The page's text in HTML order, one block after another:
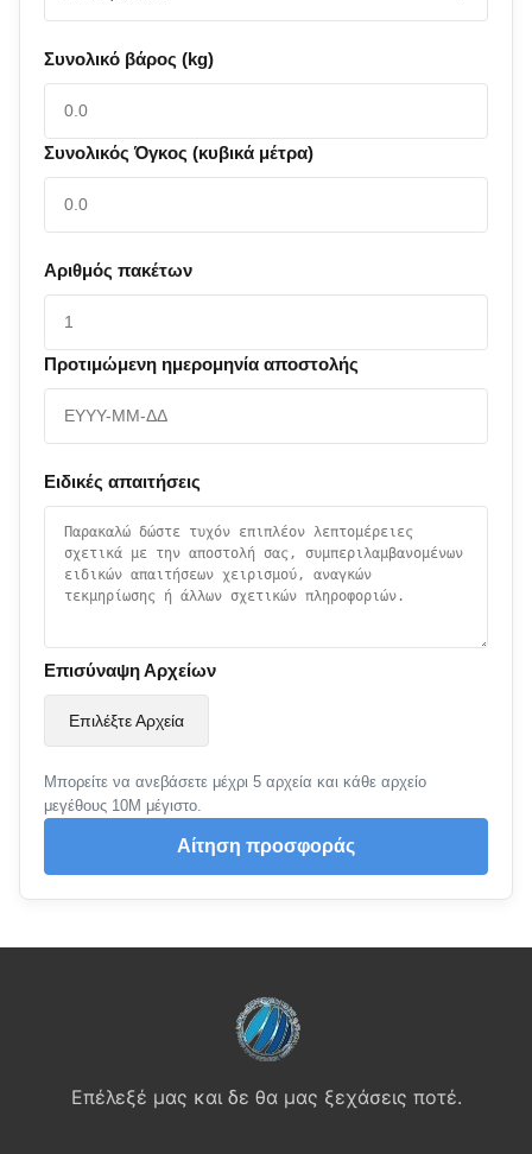
Συνολικό βάρος (kg)
Συνολικός Όγκος (κυβικά μέτρα)
Αριθμός πακέτων
Προτιμώμενη ημερομηνία αποστολής
Ειδικές απαιτήσεις
Επισύναψη Αρχείων
Επιλέξτε Αρχεία
Μπορείτε να ανεβάσετε μέχρι 5 αρχεία και κάθε αρχείο
μεγέθους 10M μέγιστο.
Αίτηση προσφοράς
Επέλεξέ μας και δε θα μας ξεχάσεις ποτέ.